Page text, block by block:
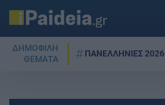
ΔΗΜΟΦΙΛΗ
ΘΕΜΑΤΑ
ΠΑΝΕΛΛΗΝΙΕΣ 2026